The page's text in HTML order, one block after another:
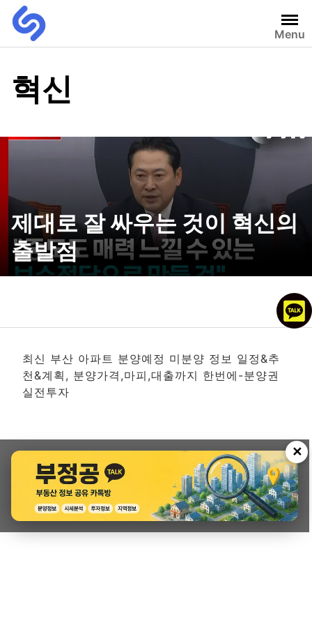
Menu
혁신
제대로 잘 싸우는 것이 혁신의
출발점
최신 부산 아파트 분양예정 미분양 정보 일정&추
천&계획, 분양가격,마피,대출까지 한번에-분양권
실전투자
✕